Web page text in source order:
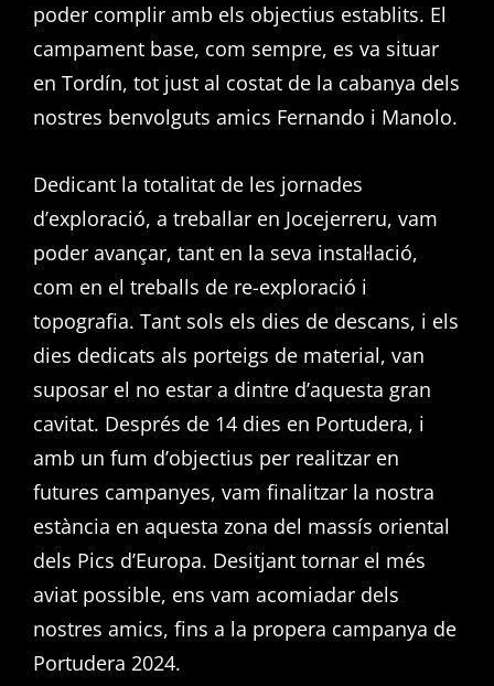
poder complir amb els objectius establits. El
campament base, com sempre, es va situar
en Tordín, tot just al costat de la cabanya dels
nostres benvolguts amics Fernando i Manolo.
Dedicant la totalitat de les jornades
d’exploració, a treballar en Jocejerreru, vam
poder avançar, tant en la seva instal·lació,
com en el treballs de re-exploració i
topografia. Tant sols els dies de descans, i els
dies dedicats als porteigs de material, van
suposar el no estar a dintre d’aquesta gran
cavitat. Després de 14 dies en Portudera, i
amb un fum d’objectius per realitzar en
futures campanyes, vam finalitzar la nostra
estància en aquesta zona del massís oriental
dels Pics d’Europa. Desitjant tornar el més
aviat possible, ens vam acomiadar dels
nostres amics, fins a la propera campanya de
Portudera 2024.